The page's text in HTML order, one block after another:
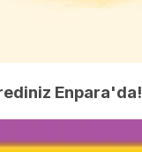
Enpara'da!